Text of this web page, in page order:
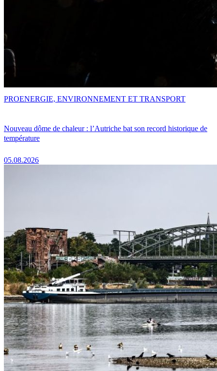
Nouveau dôme de chaleur : l’Autriche bat son record historique de
température
05.08.2026
PROENERGIE, ENVIRONNEMENT ET TRANSPORT